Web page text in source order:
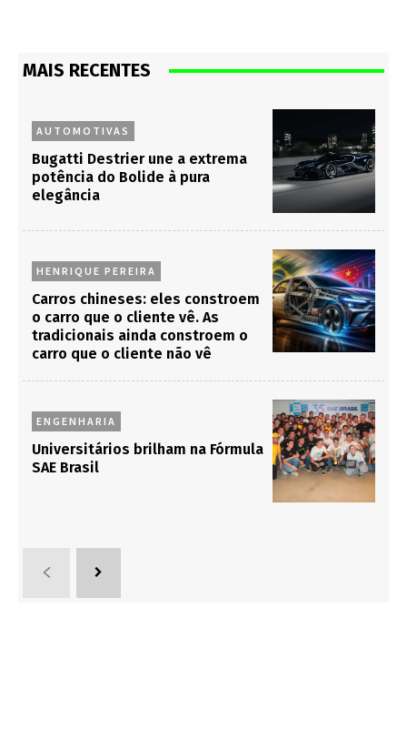
MAIS RECENTES
AUTOMOTIVAS
Bugatti Destrier une a extrema
potência do Bolide à pura
elegância
HENRIQUE PEREIRA
Carros chineses: eles constroem
o carro que o cliente vê. As
tradicionais ainda constroem o
carro que o cliente não vê
ENGENHARIA
Universitários brilham na Fórmula
SAE Brasil